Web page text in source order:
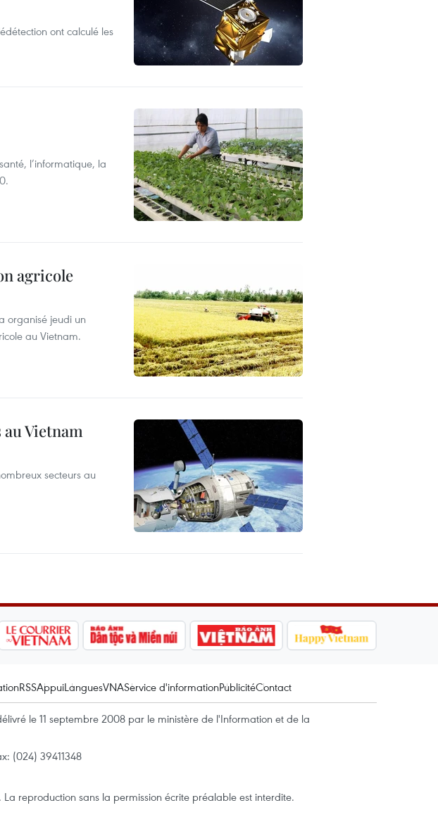
ont calculé les
l’informatique, la
agricole
organisé jeudi un
au Vietnam.
Vietnam
secteurs au
RSSAppuiLanguesVNAService d'informationPublicitéContact
le 11 septembre 2008 par le ministère de l'Information et de la
(024) 39411348
reproduction sans la permission écrite préalable est interdite.